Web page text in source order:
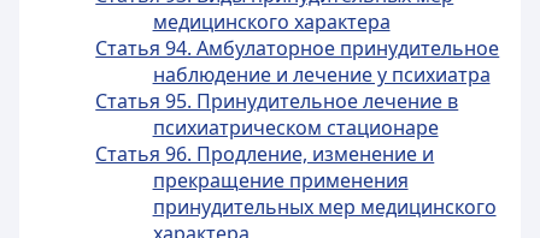
медицинского характера
Статья 94. Амбулаторное принудительное
наблюдение и лечение у психиатра
Статья 95. Принудительное лечение в
психиатрическом стационаре
Статья 96. Продление, изменение и
прекращение применения
принудительных мер медицинского